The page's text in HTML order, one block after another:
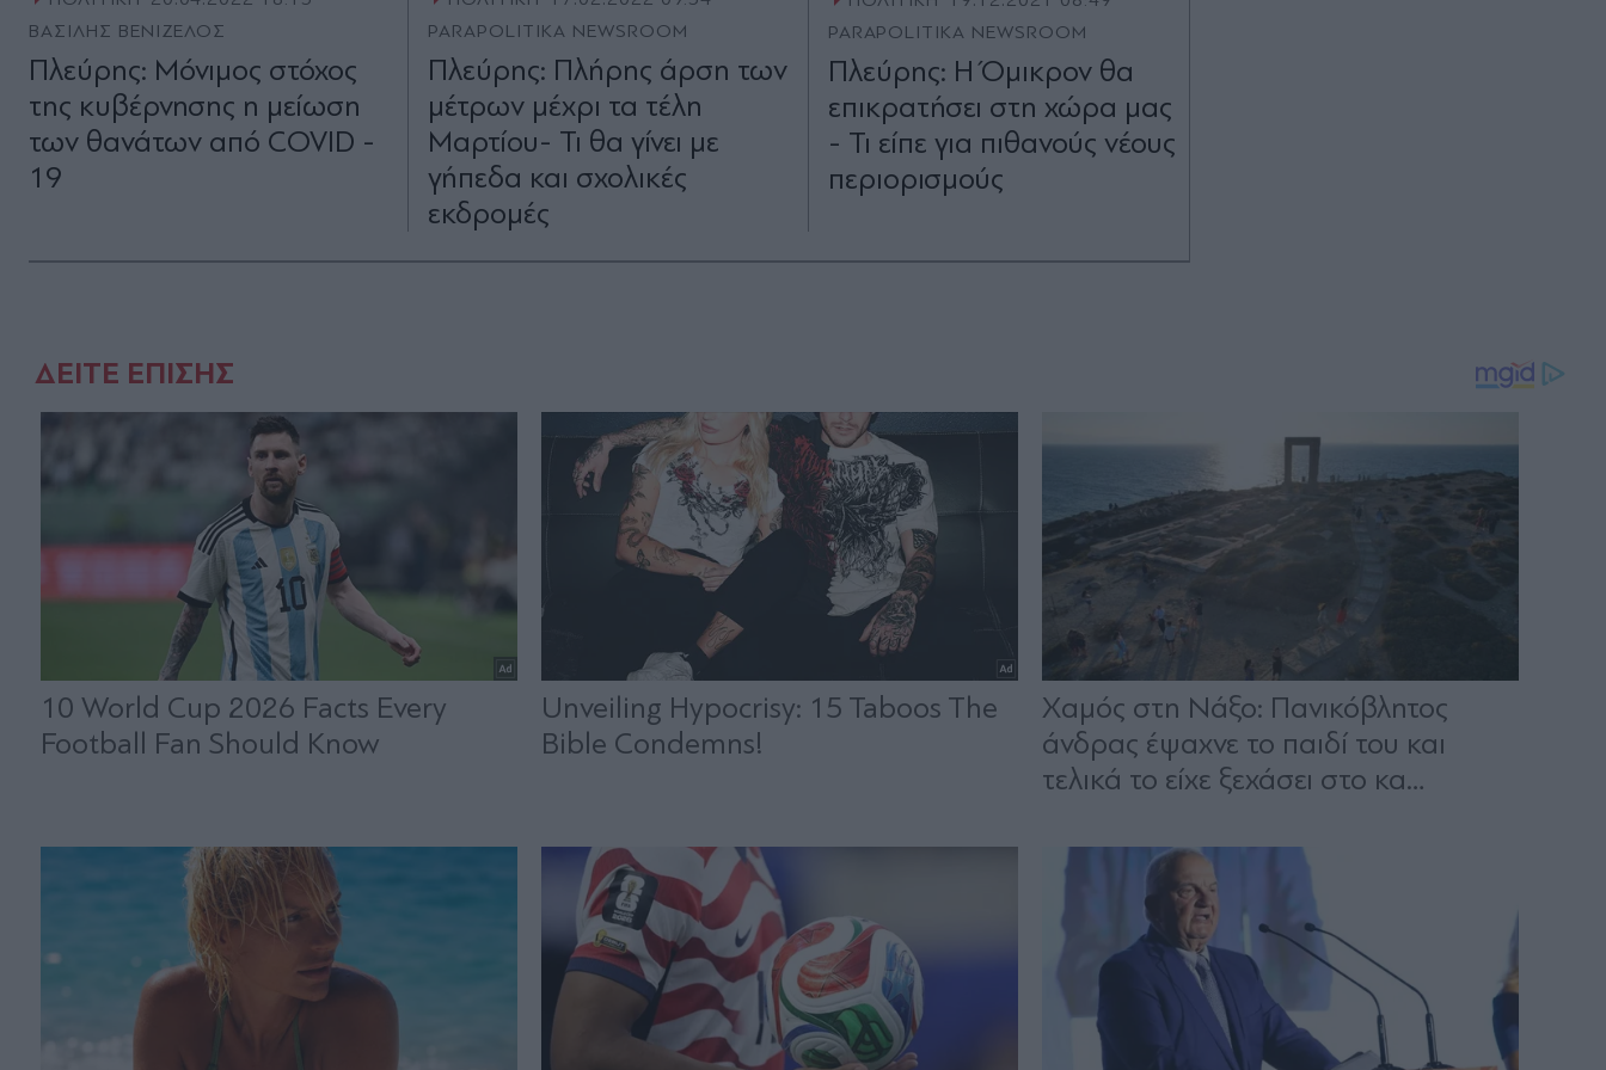
ΒΑΣΙΛΗΣ ΒΕΝΙΖΕΛΟΣ
Πλεύρης: Μόνιμος στόχος
της κυβέρνησης η μείωση
των θανάτων από COVID -
19
PARAPOLITIKA NEWSROOM
Πλεύρης: Πλήρης άρση των
μέτρων μέχρι τα τέλη
Μαρτίου- Τι θα γίνει με
γήπεδα και σχολικές
εκδρομές
PARAPOLITIKA NEWSROOM
Πλεύρης: Η Όμικρον θα
επικρατήσει στη χώρα μας
- Τι είπε για πιθανούς νέους
περιορισμούς